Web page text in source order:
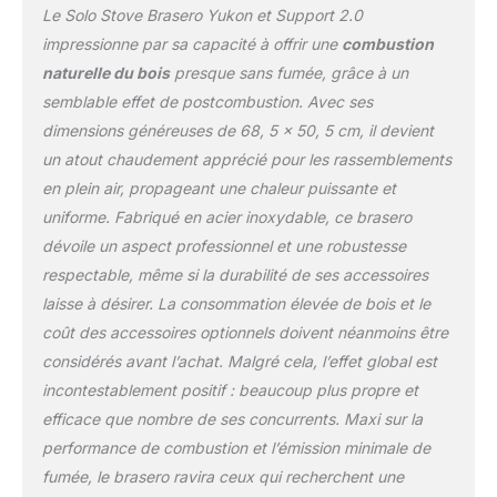
au-dessus du feu.
MOINS DE FUMÉE, PLUS
DE FLAMMES : le
réchaud de camping est
doté de notre système
de flux d'air à 360°
exclusif et d'une double
paroi avec des orifices de
ventilation inférieurs
permettant à l'oxygène
d'alimenter le feu par le
bas, soufflant ainsi un jet
d'air chaud au-dessus
quantité de fumée émise.
Avec nos foyers, fini les
piles et les ventilateurs.
Profitez d'un feu sans
cheveux et vos
vêtements. BAC À
Le Solo Stove Brasero Yukon et Support 2.0
impressionne par sa capacité à offrir une combustion
naturelle du boispresque sans fumée, grâce à un
semblable effet de postcombustion. Avec ses
dimensions généreuses de 68, 5 x 50, 5 cm, il devient
un atout chaudement apprécié pour les rassemblements
en plein air, propageant une chaleur puissante et
uniforme. Fabriqué en acier inoxydable, ce brasero
dévoile un aspect professionnel et une robustesse
respectable, même si la durabilité de ses accessoires
laisse à désirer. La consommation élevée de bois et le
coût des accessoires optionnels doivent néanmoins être
considérés avant l’achat. Malgré cela, l’effet global est
incontestablement positif : beaucoup plus propre et
efficace que nombre de ses concurrents. Maxi sur la
performance de combustion et l’émission minimale de
fumée, le brasero ravira ceux qui recherchent une